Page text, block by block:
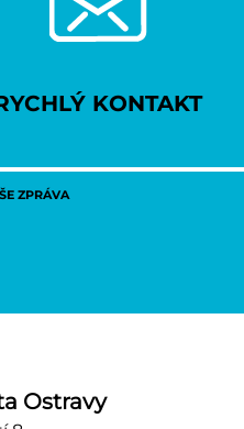
KONTAKT
ZPRÁVA
Ostravy